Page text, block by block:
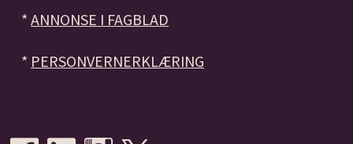
*ANNONSE I FAGBLAD
* PERSONVERNERKLÆRING